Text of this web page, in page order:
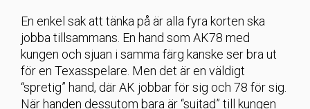
En enkel sak att tänka på är alla fyra korten ska
jobba tillsammans. En hand som AK78 med
kungen och sjuan i samma färg kanske ser bra ut
för en Texasspelare. Men det är en väldigt
“spretig” hand, där AK jobbar för sig och 78 för sig.
När handen dessutom bara är “suitad” till kungen